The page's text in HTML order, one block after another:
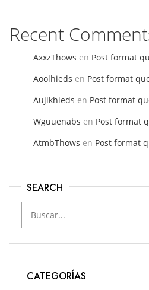
Recent
AxxzThows en Post format
Aoolhieds en Post format
Aujikhieds en Post format
Wguuenabs en Post format
AtmbThows en Post format
SEARCH
CATEGORÍAS